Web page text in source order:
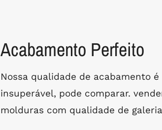
Acabamento Perfeito
Nossa qualidade de acabamento é
insuperável, pode comparar.
molduras com qualidade de